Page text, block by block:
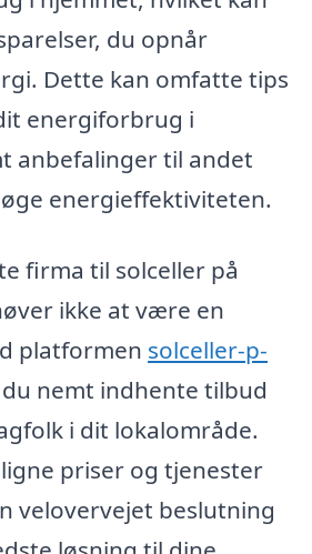
du opnår
Dette kan omfatte tips
energiforbrug i
anbefalinger til andet
energieffektiviteten.
firma til solceller på
ikke at være en
platformen solceller-p-
nemt indhente tilbud
i dit lokalområde.
priser og tjenester
velovervejet beslutning